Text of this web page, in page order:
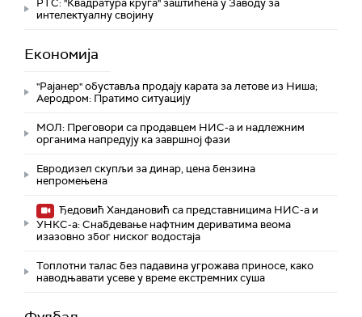
РТС: "Квадратура круга" заштићена у Заводу за
интелектуалну својину
Економија
"Рајанер" обуставља продају карата за летове из Ниша;
Аеродром: Пратимо ситуацију
МОЛ: Преговори са продавцем НИС-а и надлежним
органима напредују ка завршној фази
Евродизел скупљи за динар, цена бензина
непромењена
Ђедовић Хандановић са представницима НИС-а и
УНКС-а: Снабдевање нафтним дериватима веома
изазовно због ниског водостаја
Топлотни талас без падавина угрожава приносе, како
наводњавати усеве у време екстремних суша